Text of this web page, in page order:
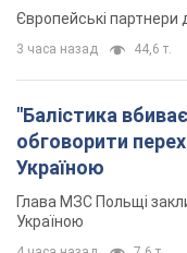
"Мама мене
України 22-й
мітинги за
У різних регіонах
31 минуту назад 960